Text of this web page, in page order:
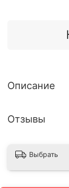
Описание
Отзывы
Выбрать